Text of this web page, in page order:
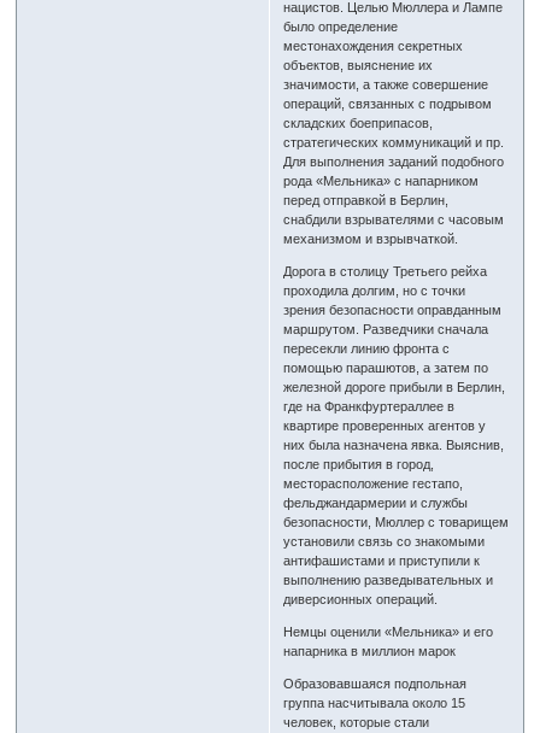
нацистов. Целью Мюллера и Лампе
было определение
местонахождения секретных
объектов, выяснение их
значимости, а также совершение
операций, связанных с подрывом
складских боеприпасов,
стратегических коммуникаций и пр.
Для выполнения заданий подобного
рода «Мельника» с напарником
перед отправкой в Берлин,
снабдили взрывателями с часовым
механизмом и взрывчаткой.
Дорога в столицу Третьего рейха
проходила долгим, но с точки
зрения безопасности оправданным
маршрутом. Разведчики сначала
пересекли линию фронта с
помощью парашютов, а затем по
железной дороге прибыли в Берлин,
где на Франкфуртераллее в
квартире проверенных агентов у
них была назначена явка. Выяснив,
после прибытия в город,
месторасположение гестапо,
фельджандармерии и службы
безопасности, Мюллер с товарищем
установили связь со знакомыми
антифашистами и приступили к
выполнению разведывательных и
диверсионных операций.
Немцы оценили «Мельника» и его
напарника в миллион марок
Образовавшаяся подпольная
группа насчитывала около 15
человек, которые стали